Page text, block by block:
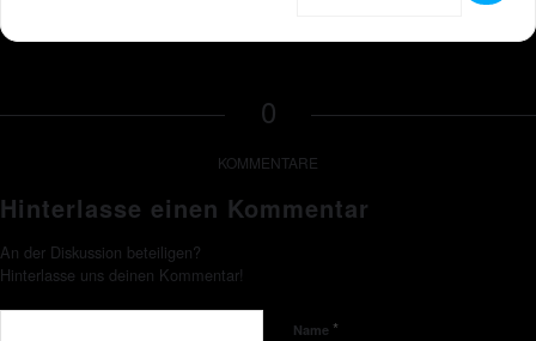
0
KOMMENTARE
Hinterlasse einen Kommentar
An der Diskussion beteiligen?
Hinterlasse uns deinen Kommentar!
Name *